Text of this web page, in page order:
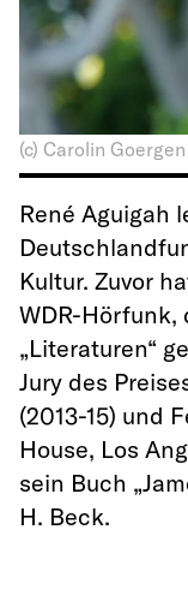
(c) Carolin Goergen
René Aguigah
Kultur. Zuvor
WDR-
„Literaturen“
Jury des
(2013-15) und
House, Los
sein Buch
H. Beck.